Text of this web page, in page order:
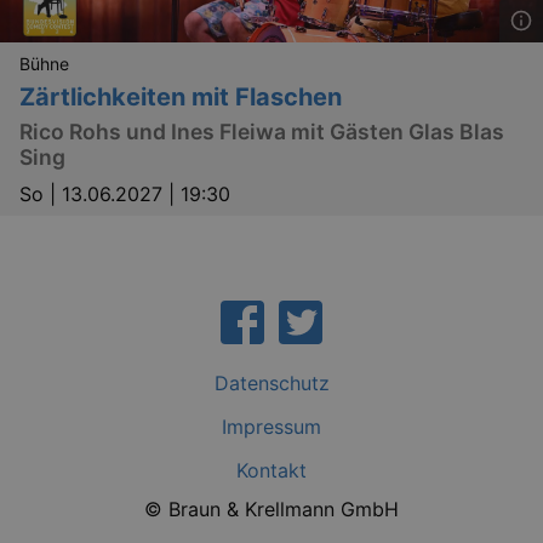
Bühne
Zärtlichkeiten mit Flaschen
Rico Rohs und Ines Fleiwa mit Gästen Glas Blas
Sing
So | 13.06.2027 | 19:30
Datenschutz
Impressum
Kontakt
© Braun & Krellmann GmbH